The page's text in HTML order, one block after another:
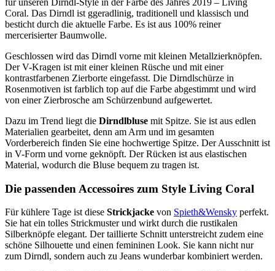
Coral. Das Dirndl ist ggeradlinig, traditionell und klassisch und
besticht durch die aktuelle Farbe. Es ist aus 100% reiner
mercerisierter Baumwolle.
Geschlossen wird das Dirndl vorne mit kleinen Metallzierknöpfen.
Der V-Kragen ist mit einer kleinen Rüsche und mit einer
kontrastfarbenen Zierborte eingefasst. Die Dirndlschürze in
Rosenmotiven ist farblich top auf die Farbe abgestimmt und wird
von einer Zierbrosche am Schürzenbund aufgewertet.
Dazu im Trend liegt die Dirndlbluse mit Spitze. Sie ist aus edlen
Materialien gearbeitet, denn am Arm und im gesamten
Vorderbereich finden Sie eine hochwertige Spitze. Der Ausschnitt ist
in V-Form und vorne geknöpft. Der Rücken ist aus elastischen
Material, wodurch die Bluse bequem zu tragen ist.
Die passenden Accessoires zum Style Living Coral
Für kühlere Tage ist diese Strickjacke von Spieth&Wensky perfekt.
Sie hat ein tolles Strickmuster und wirkt durch die rustikalen
Silberknöpfe elegant. Der taillierte Schnitt unterstreicht zudem eine
schöne Silhouette und einen femininen Look. Sie kann nicht nur
zum Dirndl, sondern auch zu Jeans wunderbar kombiniert werden.